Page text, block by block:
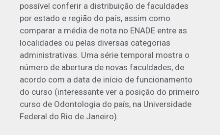
possível conferir a distribuição de faculdades
por estado e região do país, assim como
comparar a média de nota no ENADE entre as
localidades ou pelas diversas categorias
administrativas. Uma série temporal mostra o
número de abertura de novas faculdades, de
acordo com a data de início de funcionamento
do curso (interessante ver a posição do primeiro
curso de Odontologia do país, na Universidade
Federal do Rio de Janeiro).